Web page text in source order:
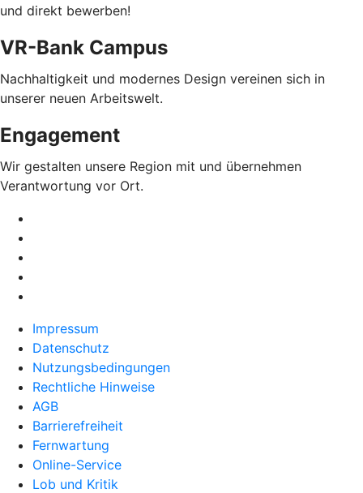
und direkt bewerben!
VR-Bank Campus
Nachhaltigkeit und modernes Design vereinen sich in
unserer neuen Arbeitswelt.
Engagement
Wir gestalten unsere Region mit und übernehmen
Verantwortung vor Ort.
Impressum
Datenschutz
Nutzungsbedingungen
Rechtliche Hinweise
AGB
Barrierefreiheit
Fernwartung
Online-Service
Lob und Kritik